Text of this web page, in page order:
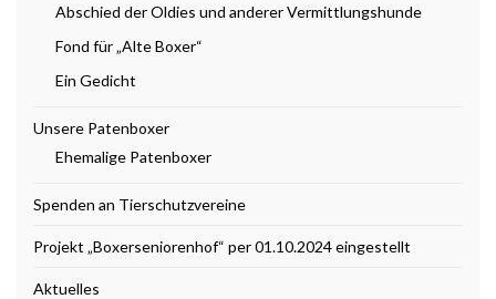
Abschied der Oldies und anderer Vermittlungshunde
Fond für „Alte Boxer“
Ein Gedicht
Unsere Patenboxer
Ehemalige Patenboxer
Spenden an Tierschutzvereine
Projekt „Boxerseniorenhof“ per 01.10.2024 eingestellt
Aktuelles